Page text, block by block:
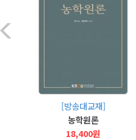
[방송대교재]
농학원론
18,400원